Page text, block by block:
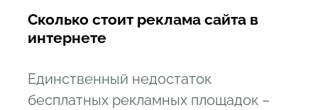
Сколько стоит реклама сайта в
интернете
Единственный недостаток
бесплатных рекламных площадок –